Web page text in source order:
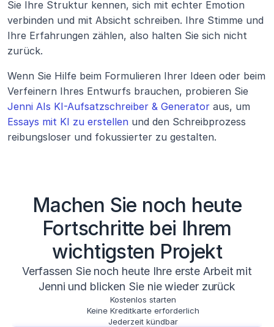
Sie Ihre Struktur kennen, sich mit echter Emotion
verbinden und mit Absicht schreiben. Ihre Stimme und
Ihre Erfahrungen zählen, also halten Sie sich nicht
zurück.
Wenn Sie Hilfe beim Formulieren Ihrer Ideen oder beim
Jenni AIs KI-Aufsatzschreiber & Generator
Essays mit KI zu erstellen und den Schreibprozess
reibungsloser und fokussierter zu gestalten.
Machen Sie noch heute
Fortschritte bei Ihrem
wichtigsten Projekt
Verfassen Sie noch heute Ihre erste Arbeit mit
Jenni und blicken Sie nie wieder zurück
Kostenlos starten
Keine Kreditkarte erforderlich
Jederzeit kündbar